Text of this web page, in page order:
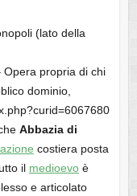
Opera propria di chi
dominio,
Abbazia di
costiera posta
il medioevoè
e articolato